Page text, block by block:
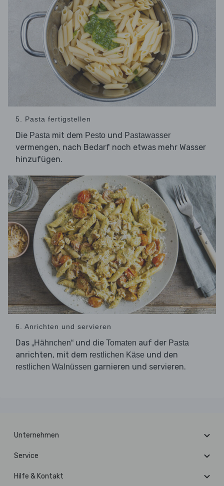
5. Pasta fertigstellen
Die Pasta mit dem Pesto und Pastawasser
vermengen, nach Bedarf noch etwas mehr Wasser
hinzufügen.
6. Anrichten und servieren
Das „Hähnchen“ und die Tomaten auf der Pasta
anrichten, mit dem restlichen Käse und den
restlichen Walnüssen garnieren und servieren.
Unternehmen
Service
Hilfe & Kontakt